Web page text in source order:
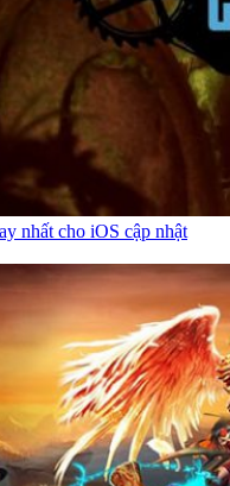
nhất cho iOS cập nhật